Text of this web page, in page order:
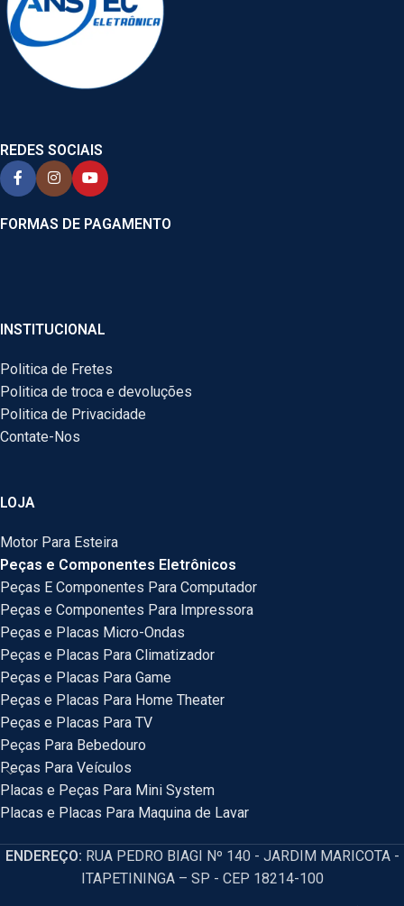
REDES SOCIAIS
FORMAS DE PAGAMENTO
INSTITUCIONAL
Politica de Fretes
Politica de troca e devoluções
Politica de Privacidade
Contate-Nos
LOJA
Motor Para Esteira
Peças e Componentes Eletrônicos
Peças E Componentes Para Computador
Peças e Componentes Para Impressora
Peças e Placas Micro-Ondas
Peças e Placas Para Climatizador
Peças e Placas Para Game
Peças e Placas Para Home Theater
Peças e Placas Para TV
Peças Para Bebedouro
Peças Para Veículos
Placas e Peças Para Mini System
Placas e Placas Para Maquina de Lavar
ENDEREÇO: RUA PEDRO BIAGI Nº 140 - JARDIM MARICOTA -
ITAPETININGA – SP - CEP 18214-100